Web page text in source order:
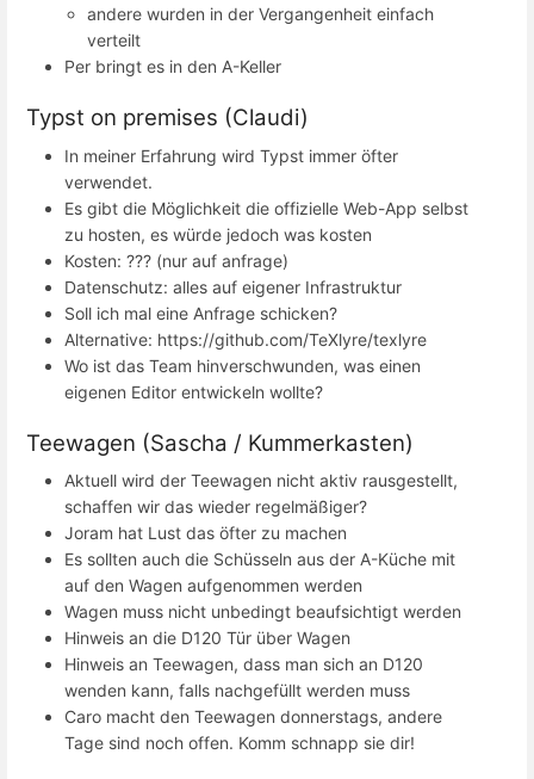
andere wurden in der Vergangenheit einfach
verteilt
Per bringt es in den A-Keller
Typst on premises (Claudi)
In meiner Erfahrung wird Typst immer öfter
verwendet.
Es gibt die Möglichkeit die offizielle Web-App selbst
zu hosten, es würde jedoch was kosten
Kosten: ??? (nur auf anfrage)
Datenschutz: alles auf eigener Infrastruktur
Soll ich mal eine Anfrage schicken?
Alternative: https://github.com/TeXlyre/texlyre
Wo ist das Team hinverschwunden, was einen
eigenen Editor entwickeln wollte?
Teewagen (Sascha / Kummerkasten)
Aktuell wird der Teewagen nicht aktiv rausgestellt,
schaffen wir das wieder regelmäßiger?
Joram hat Lust das öfter zu machen
Es sollten auch die Schüsseln aus der A-Küche mit
auf den Wagen aufgenommen werden
Wagen muss nicht unbedingt beaufsichtigt werden
Hinweis an die D120 Tür über Wagen
Hinweis an Teewagen, dass man sich an D120
wenden kann, falls nachgefüllt werden muss
Caro macht den Teewagen donnerstags, andere
Tage sind noch offen. Komm schnapp sie dir!